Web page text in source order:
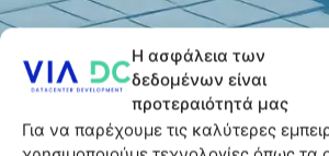
Η ασφάλεια των
δεδομένων είναι
προτεραιότητά μας
Για να παρέχουμε τις καλύτερες
Ακολουθήστε
τις ειδήσειςVIA